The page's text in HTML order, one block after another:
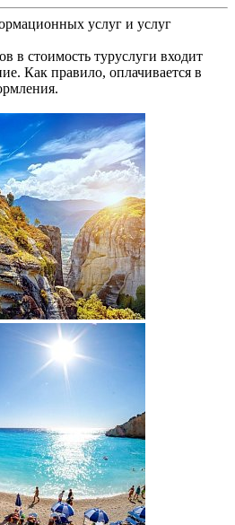
услуг и услуг
в стоимость туруслуги входит
Как правило, оплачивается в